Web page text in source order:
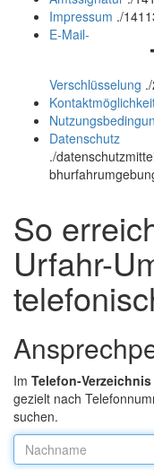
Impressum ./
E-Mail-
Verschlüsselung .
Datenschutz
./
So
Urfahr-
Im Telefon-Verzeichnis
gezielt nach
suchen.
Nachname: